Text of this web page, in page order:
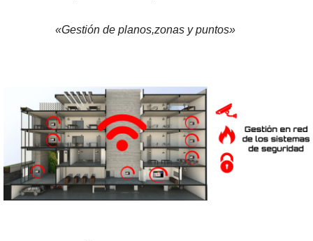
«Gestión de planos,zonas y puntos»